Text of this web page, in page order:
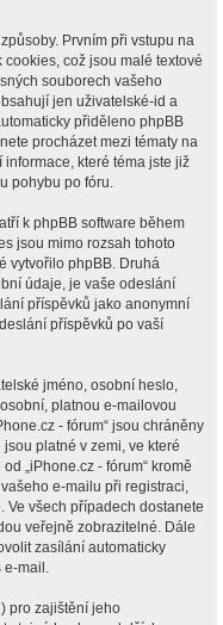
Prvním při vstupu na
cookies, což jsou malé textové
souborech vašeho
jen uživatelské-id a
přiděleno phpBB
procházet mezi tématy na
informace, které téma jste již
pohybu po fóru.
k phpBB software během
jsou mimo rozsah tohoto
vytvořilo phpBB. Druhá
údaje, je vaše odeslání
příspěvků jako anonymní
příspěvků po vaší
jméno, osobní heslo,
platnou e-mailovou
- fórum“ jsou chráněny
platné v zemi, ve které
„iPhone.cz - fórum“ kromě
e-mailu při registraci,
všech případech dostanete
veřejně zobrazitelné. Dále
zasílání automaticky
e-mail.
pro zajištění jeho